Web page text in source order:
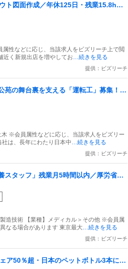
ト図面作成／年休125日・残業15.8h程
性などに応じ、当該求人をビズリーチ上で閲
近く新規出店を増やしてお…続きを見る
提供：ビズリーチ
苑の舞台裏を支える「運転工」募集！大
木 ※会員属性などに応じ、当該求人をビズリー
は、長年にわたり日本中…続きを見る
提供：ビズリーチ
スタッフ」残業月5時間以内／厚労省認
保管
造技術 【業種】メディカル＞その他 ※会員属
なる場合があります 東京最大…続きを見る
提供：ビズリーチ
50％超・日本のペットボトル3本に1